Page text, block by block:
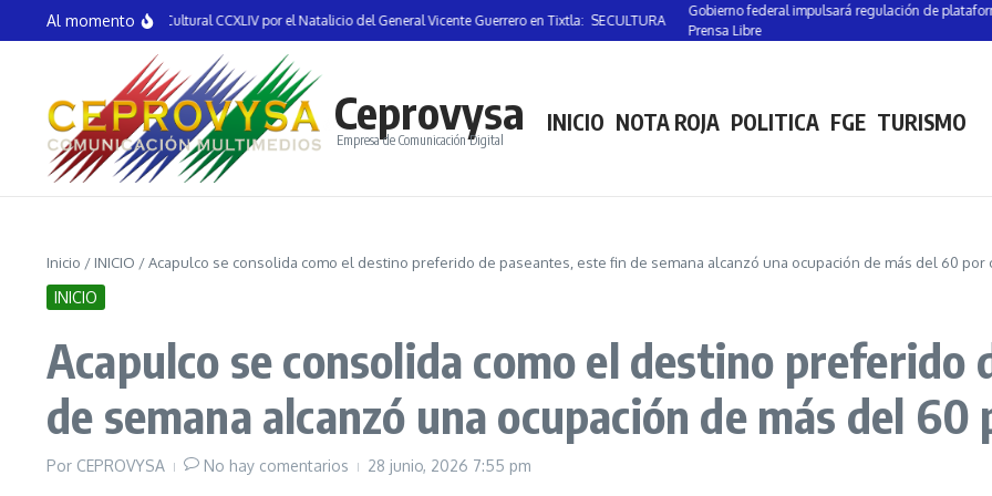
Saltar al contenido
Al momento
la Semana Cultural CCXLIV por el Natalicio del General Vicente Guerrero en Tixtla: SECULTURA
Gobierno federal impulsará regulación de plataformas
Prensa Libre
Ceprovysa
Empresa de Comunicación Digital
INICIO NOTA ROJA POLITICA FGE TURISMO
Inicio / INICIO /Acapulco se consolida como el destino preferido de paseantes, este fin de semana alcanzó una ocupación de más del 60 por
INICIO
Acapulco se consolida como el destino preferido
de semana alcanzó una ocupación de más del
Por CEPROVYSA No hay comentarios 28 junio, 2026 7:55 pm